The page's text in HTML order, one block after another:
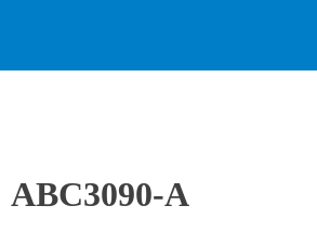
ABC3090-A